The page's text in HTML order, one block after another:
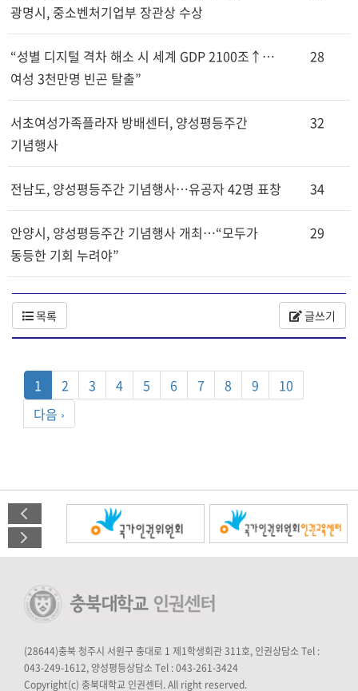
광명시, 중소벤처기업부 장관상 수상
“성별 디지털 격차 해소 시 세계 GDP 2100조↑…
여성 3천만명 빈곤 탈출”
28
서초여성가족플라자 방배센터, 양성평등주간
기념행사
32
전남도, 양성평등주간 기념행사…유공자 42명 표창 34
안양시, 양성평등주간 기념행사 개최…“모두가
동등한 기회 누려야”
29
목록 글쓰기
1 2 3 4 5 6 7 8 9
10
다음 ›
(28644)충북 청주시 서원구 충대로 1 제1학생회관 311호, 인권상담소 Tel :
043-249-1612, 양성평등상담소 Tel : 043-261-3424
Copyright(c) 충북대학교 인권센터. All right reserved.